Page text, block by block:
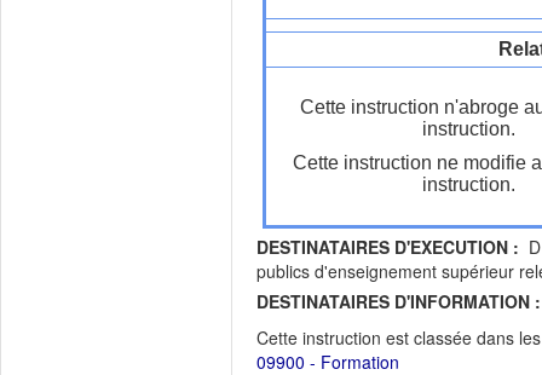
Cette instruction n'abroge
instruction.
Cette instruction ne modifie
instruction.
DESTINATAIRES D'EXECUTION :
publics d'enseignement supérieur
DESTINATAIRES D'INFORMATION :
Cette instruction est classée dans
09900 - Formation